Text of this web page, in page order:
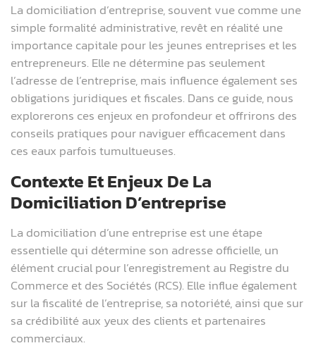
La domiciliation d’entreprise, souvent vue comme une
simple formalité administrative, revêt en réalité une
importance capitale pour les jeunes entreprises et les
entrepreneurs. Elle ne détermine pas seulement
l’adresse de l’entreprise, mais influence également ses
obligations juridiques et fiscales. Dans ce guide, nous
explorerons ces enjeux en profondeur et offrirons des
conseils pratiques pour naviguer efficacement dans
ces eaux parfois tumultueuses.
Contexte Et Enjeux De La
Domiciliation D’entreprise
La domiciliation d’une entreprise est une étape
essentielle qui détermine son adresse officielle, un
élément crucial pour l’enregistrement au Registre du
Commerce et des Sociétés (RCS). Elle influe également
sur la fiscalité de l’entreprise, sa notoriété, ainsi que sur
sa crédibilité aux yeux des clients et partenaires
commerciaux.